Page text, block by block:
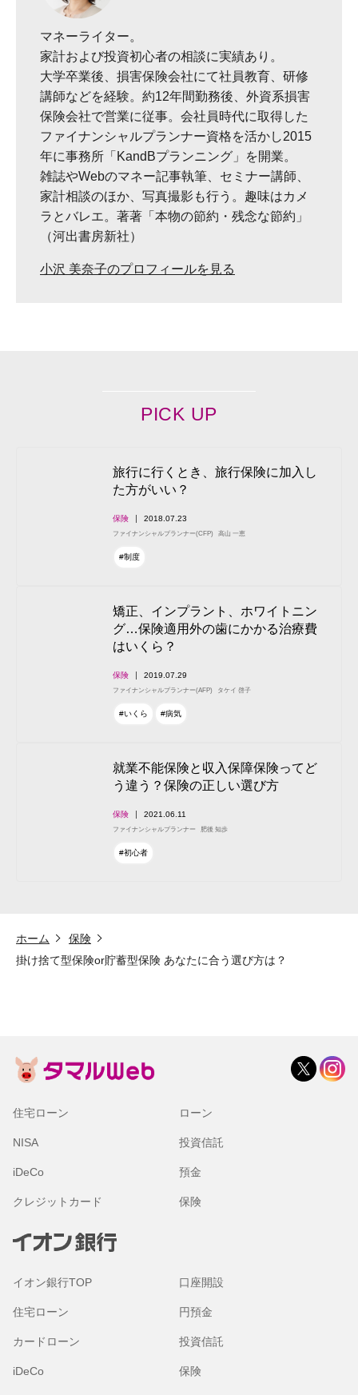
マネーライター。
家計および投資初心者の相談に実績あり。
大学卒業後、損害保険会社にて社員教育、研修
講師などを経験。約12年間勤務後、外資系損害
保険会社で営業に従事。会社員時代に取得した
ファイナンシャルプランナー資格を活かし2015
年に事務所「KandBプランニング」を開業。
雑誌やWebのマネー記事執筆、セミナー講師、
家計相談のほか、写真撮影も行う。趣味はカメ
ラとバレエ。著著「本物の節約・残念な節約」
（河出書房新社）
小沢 美奈子のプロフィールを見る
PICK UP
旅行に行くとき、旅行保険に加入し
た方がいい？
保険 2018.07.23
ファイナンシャルプランナー(CFP) 高山 一恵
#制度
矯正、インプラント、ホワイトニン
グ…保険適用外の歯にかかる治療費
はいくら？
保険 2019.07.29
ファイナンシャルプランナー(AFP) タケイ 啓子
#いくら #病気
就業不能保険と収入保障保険ってど
う違う？保険の正しい選び方
保険 2021.06.11
ファイナンシャルプランナー 肥後 知歩
#初心者
ホーム
保険
掛け捨て型保険or貯蓄型保険 あなたに合う選び方は？
住宅ローン ローン
NISA 投資信託
iDeCo 預金
クレジットカード 保険
イオン銀行TOP 口座開設
住宅ローン 円預金
カードローン 投資信託
iDeCo 保険